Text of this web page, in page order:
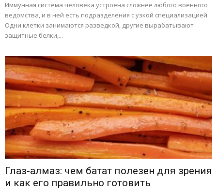
Иммунная система человека устроена сложнее любого военного
ведомства, и в ней есть подразделения с узкой специализацией.
Одни клетки занимаются разведкой, другие вырабатывают
защитные белки,...
Глаз-алмаз: чем батат полезен для зрения
и как его правильно готовить